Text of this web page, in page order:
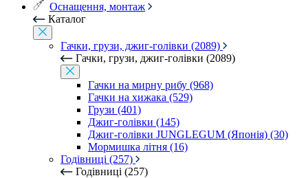
Оснащення, монтаж
Каталог
Гачки, грузи, джиг-голівки (2089)
Гачки, грузи, джиг-голівки (2089)
Гачки на мирну рибу (968)
Гачки на хижака (529)
Грузи (401)
Джиг-голівки (145)
Джиг-голівки JUNGLEGUM (Японія) (30)
Мормишка літня (16)
Годівниці (257)
Годівниці (257)